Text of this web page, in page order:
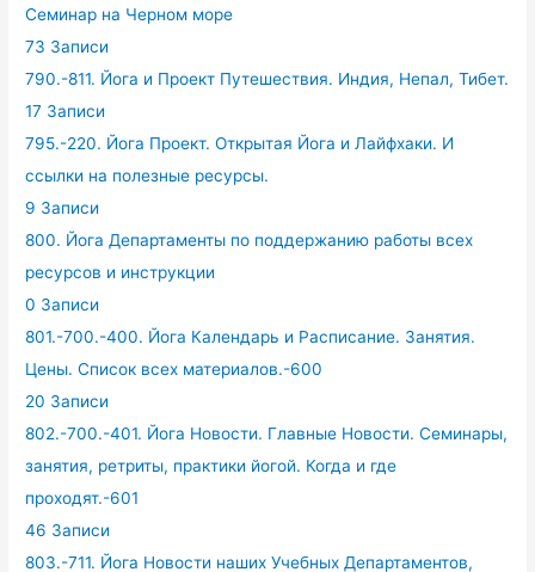
Семинар на Черном море
73 Записи
790.-811. Йога и Проект Путешествия. Индия, Непал, Тибет.
17 Записи
795.-220. Йога Проект. Открытая Йога и Лайфхаки. И
ссылки на полезные ресурсы.
9 Записи
800. Йога Департаменты по поддержанию работы всех
ресурсов и инструкции
0 Записи
801.-700.-400. Йога Календарь и Расписание. Занятия.
Цены. Список всех материалов.-600
20 Записи
802.-700.-401. Йога Новости. Главные Новости. Семинары,
занятия, ретриты, практики йогой. Когда и где
проходят.-601
46 Записи
803.-711. Йога Новости наших Учебных Департаментов,